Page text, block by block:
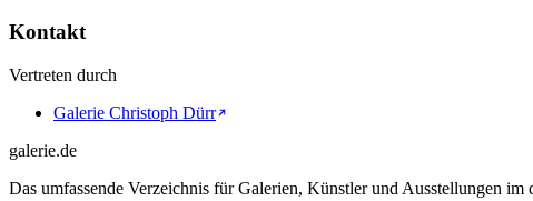
Kontakt
Vertreten durch
Galerie Christoph Dürr
galerie.de
Das umfassende Verzeichnis für Galerien, Künstler und Ausstellungen im